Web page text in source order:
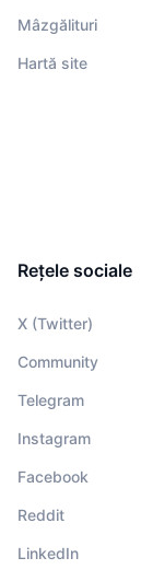
Mâzgălituri
Hartă site
Rețele sociale
X (Twitter)
Community
Telegram
Instagram
Facebook
Reddit
LinkedIn